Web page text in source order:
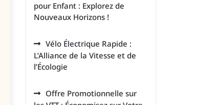
pour Enfant : Explorez de
Nouveaux Horizons !
Vélo Électrique Rapide :
L’Alliance de la Vitesse et de
l’Écologie
Offre Promotionnelle sur